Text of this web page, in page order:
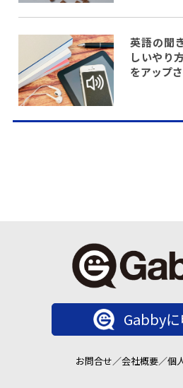
英語の聞
しいやり
をアップ
Gabby
お問合せ／会社概要／個